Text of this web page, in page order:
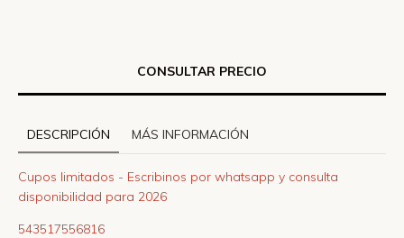
DESCRIPCIÓN MÁS INFORMACIÓN
Cupos limitados - Escribinos por whatsapp y consulta
disponibilidad para 2026
543517556816